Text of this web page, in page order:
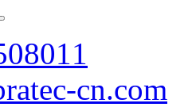
cn.com